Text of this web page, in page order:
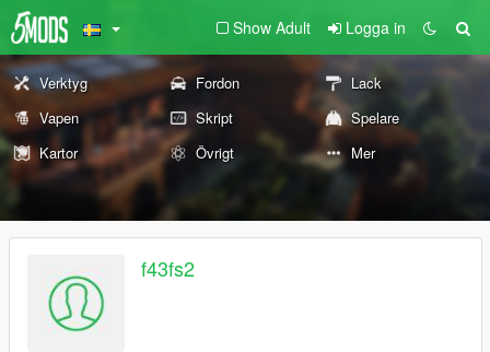
Show Adult Logga in
Verktyg Fordon
Lack
Vapen
Skript
Spelare
Kartor
Övrigt Mer
f43fs2